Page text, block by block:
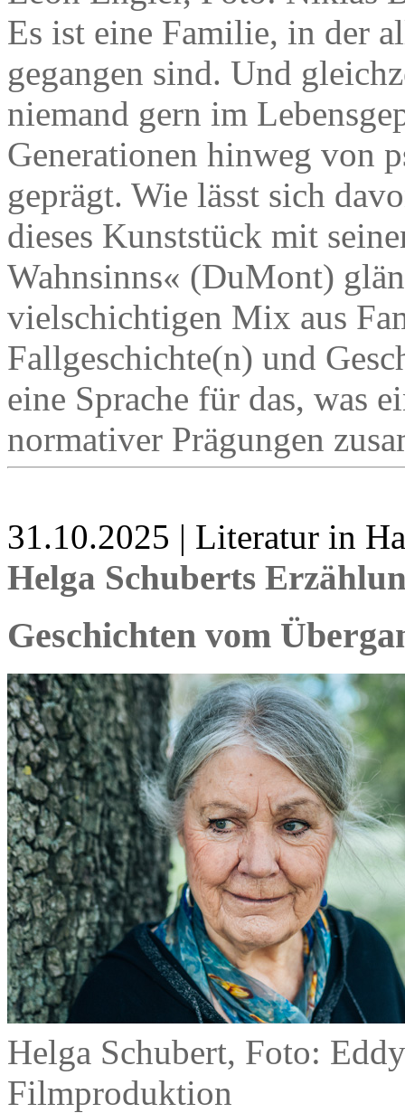
Es ist eine Familie, in der
gegangen sind. Und
niemand gern im
Generationen hinweg von
geprägt. Wie lässt sich
dieses Kunststück mit
Wahnsinns« (DuMont)
vielschichtigen Mix aus
Fallgeschichte(n) und
eine Sprache für das, was
normativer Prägungen
31.10.2025 | Literatur in
Helga Schuberts
Geschichten vom
Helga Schubert, Foto:
Filmproduktion